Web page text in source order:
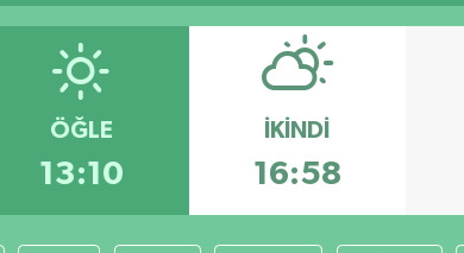
ÖĞLE
13:10
İKINDI
16:58